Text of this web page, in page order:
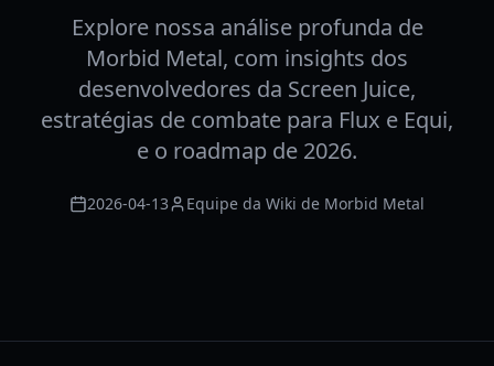
Explore nossa análise profunda de
Morbid Metal, com insights dos
desenvolvedores da Screen Juice,
estratégias de combate para Flux e Equi,
e o roadmap de 2026.
2026-04-13 Equipe da Wiki de Morbid Metal